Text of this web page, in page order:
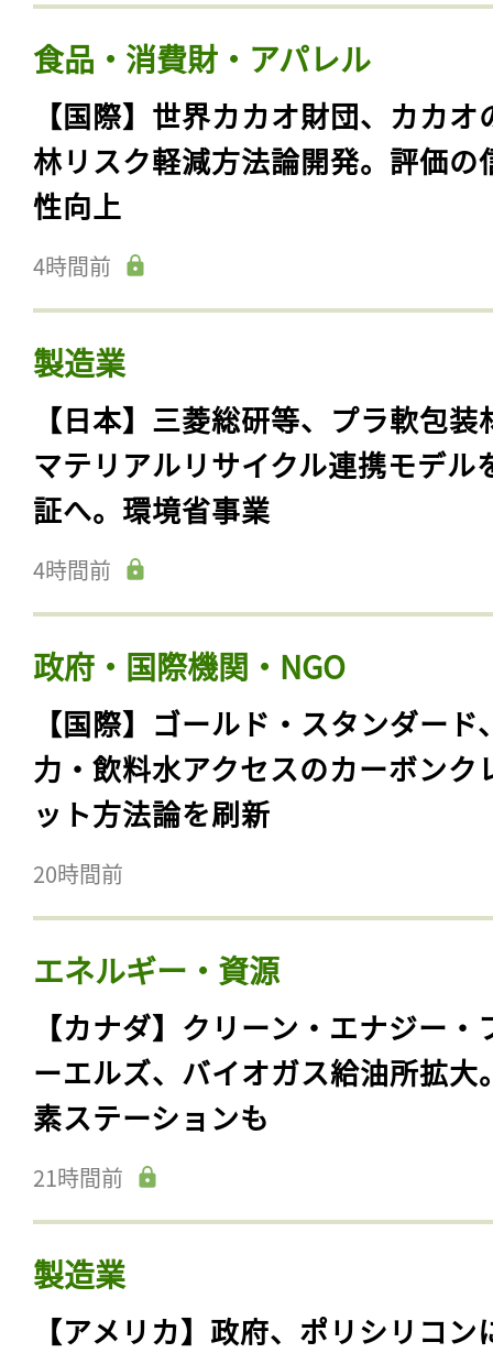
食品・消費財・アパレル
【国際】世界カカオ財団、カカオ
林リスク軽減方法論開発。評価の
性向上
4時間前
製造業
【日本】三菱総研等、プラ軟包装
マテリアルリサイクル連携モデル
証へ。環境省事業
4時間前
政府・国際機関・NGO
【国際】ゴールド・スタンダード
力・飲料水アクセスのカーボンク
ット方法論を刷新
20時間前
エネルギー・資源
【カナダ】クリーン・エナジー・
ーエルズ、バイオガス給油所拡大
素ステーションも
21時間前
製造業
【アメリカ】政府、ポリシリコン